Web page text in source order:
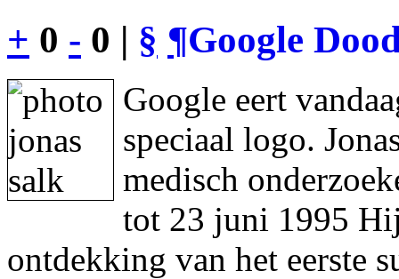
+ 0 - 0 | § ¶Google
Google eert
speciaal logo.
medisch
tot 23 juni 1995
ontdekking van het eerste